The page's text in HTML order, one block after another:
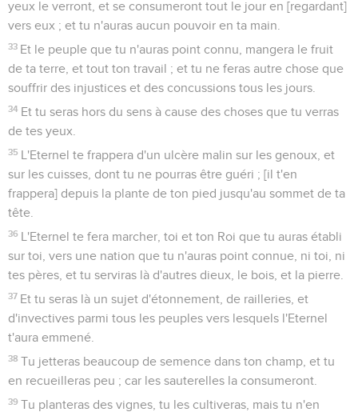
yeux le verront, et se consumeront tout le jour en [regardant]
vers eux ; et tu n'auras aucun pouvoir en ta main.
33 Et le peuple que tu n'auras point connu, mangera le fruit
de ta terre, et tout ton travail ; et tu ne feras autre chose que
souffrir des injustices et des concussions tous les jours.
34 Et tu seras hors du sens à cause des choses que tu verras
de tes yeux.
35 L'Eternel te frappera d'un ulcère malin sur les genoux, et
sur les cuisses, dont tu ne pourras être guéri ; [il t'en
frappera] depuis la plante de ton pied jusqu'au sommet de ta
tête.
36 L'Eternel te fera marcher, toi et ton Roi que tu auras établi
sur toi, vers une nation que tu n'auras point connue, ni toi, ni
tes pères, et tu serviras là d'autres dieux, le bois, et la pierre.
37 Et tu seras là un sujet d'étonnement, de railleries, et
d'invectives parmi tous les peuples vers lesquels l'Eternel
t'aura emmené.
38 Tu jetteras beaucoup de semence dans ton champ, et tu
en recueilleras peu ; car les sauterelles la consumeront.
39 Tu planteras des vignes, tu les cultiveras, mais tu n'en